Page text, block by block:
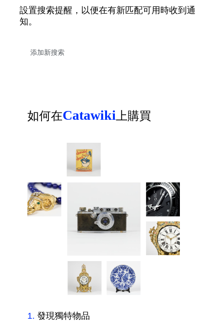
設置搜索提醒，以便在有新匹配可用時收到通
知。
如何在Catawiki上購買
1. 發現獨特物品